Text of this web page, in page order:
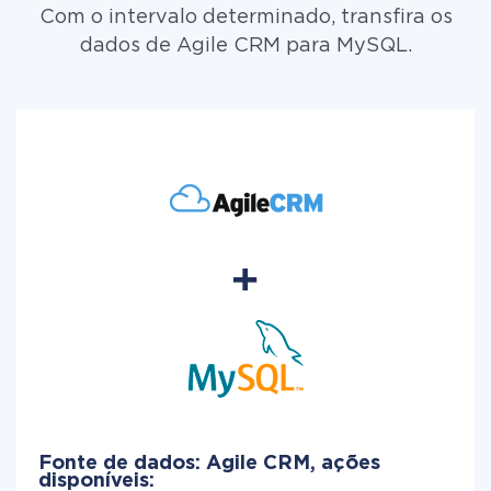
Com o intervalo determinado, transfira os
dados de Agile CRM para MySQL.
Fonte de dados: Agile CRM, ações
disponíveis: